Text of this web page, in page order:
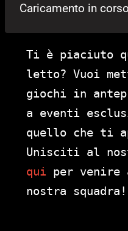
Caricamento in
Ti è piaciuto
letto? Vuoi
giochi in
a eventi
quello che ti
Unisciti al
qui per
nostra squadra!